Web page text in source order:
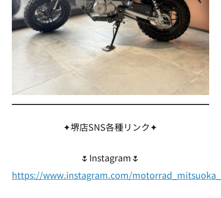
✦堺店SNS各種リンク✦
🌷Instagram🌷
https://www.instagram.com/